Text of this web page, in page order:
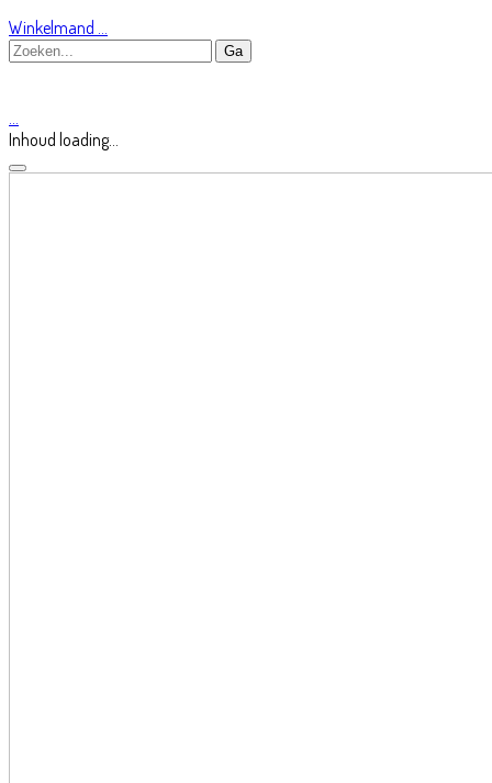
Winkelmand …
…
Inhoud loading...